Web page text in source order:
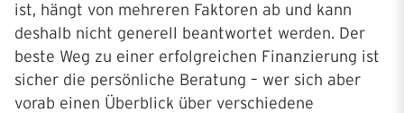
ist, hängt von mehreren Faktoren ab und kann
deshalb nicht generell beantwortet werden. Der
beste Weg zu einer erfolgreichen Finanzierung ist
sicher die persönliche Beratung – wer sich aber
vorab einen Überblick über verschiedene